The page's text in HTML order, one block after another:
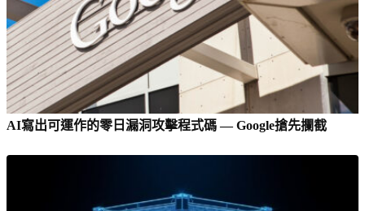
AI寫出可運作的零日漏洞攻擊程式碼 — Google搶先攔截